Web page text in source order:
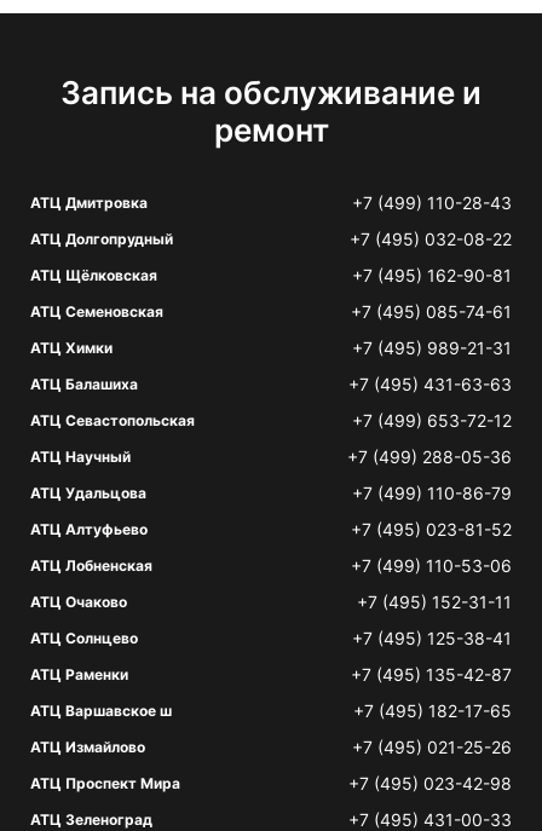
Запись на обслуживание и
ремонт
АТЦ Дмитровка +7 (499) 110-28-43
АТЦ Долгопрудный +7 (495) 032-08-22
АТЦ Щёлковская +7 (495) 162-90-81
АТЦ Семеновская +7 (495) 085-74-61
АТЦ Химки +7 (495) 989-21-31
АТЦ Балашиха +7 (495) 431-63-63
АТЦ Севастопольская +7 (499) 653-72-12
АТЦ Научный +7 (499) 288-05-36
АТЦ Удальцова +7 (499) 110-86-79
АТЦ Алтуфьево +7 (495) 023-81-52
АТЦ Лобненская +7 (499) 110-53-06
АТЦ Очаково +7 (495) 152-31-11
АТЦ Солнцево +7 (495) 125-38-41
АТЦ Раменки +7 (495) 135-42-87
АТЦ Варшавское ш +7 (495) 182-17-65
АТЦ Измайлово +7 (495) 021-25-26
АТЦ Проспект Мира +7 (495) 023-42-98
АТЦ Зеленоград +7 (495) 431-00-33